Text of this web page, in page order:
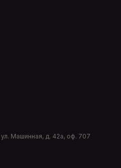
ул. Машинная, д. 42а, оф. 707